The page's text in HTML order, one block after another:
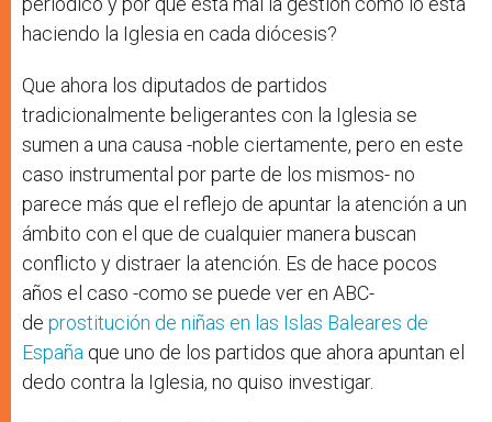
haciendo la Iglesia en cada diócesis?
Que ahora los diputados de partidos
tradicionalmente beligerantes con la Iglesia se
sumen a una causa -noble ciertamente, pero en este
caso instrumental por parte de los mismos- no
parece más que el reflejo de apuntar la atención a un
ámbito con el que de cualquier manera buscan
conflicto y distraer la atención. Es de hace pocos
años el caso -como se puede ver en ABC-
de prostitución de niñas en las Islas Baleares de
España que uno de los partidos que ahora apuntan el
dedo contra la Iglesia, no quiso investigar.